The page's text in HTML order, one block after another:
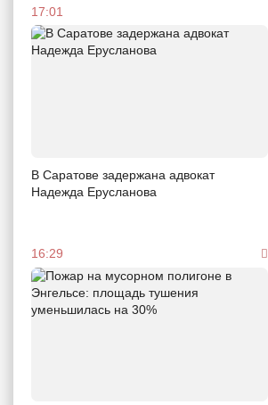
17:01
В Саратове задержана адвокат
Надежда Ерусланова
16:29